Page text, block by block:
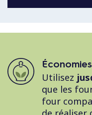
Économies
Utilisez
que les
four